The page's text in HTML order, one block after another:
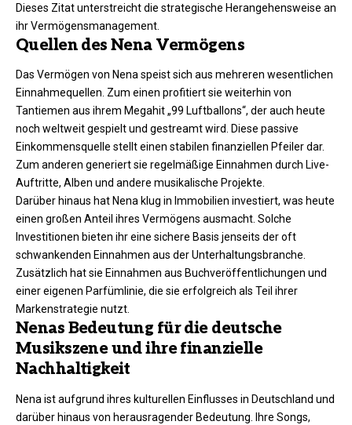
Dieses Zitat unterstreicht die strategische Herangehensweise an
ihr Vermögensmanagement.
Quellen des Nena Vermögens
Das Vermögen von Nena speist sich aus mehreren wesentlichen
Einnahmequellen. Zum einen profitiert sie weiterhin von
Tantiemen aus ihrem Megahit „99 Luftballons“, der auch heute
noch weltweit gespielt und gestreamt wird. Diese passive
Einkommensquelle stellt einen stabilen finanziellen Pfeiler dar.
Zum anderen generiert sie regelmäßige Einnahmen durch Live-
Auftritte, Alben und andere musikalische Projekte.
Darüber hinaus hat Nena klug in Immobilien investiert, was heute
einen großen Anteil ihres Vermögens ausmacht. Solche
Investitionen bieten ihr eine sichere Basis jenseits der oft
schwankenden Einnahmen aus der Unterhaltungsbranche.
Zusätzlich hat sie Einnahmen aus Buchveröffentlichungen und
einer eigenen Parfümlinie, die sie erfolgreich als Teil ihrer
Markenstrategie nutzt.
Nenas Bedeutung für die deutsche
Musikszene und ihre finanzielle
Nachhaltigkeit
Nena ist aufgrund ihres kulturellen Einflusses in Deutschland und
darüber hinaus von herausragender Bedeutung. Ihre Songs,